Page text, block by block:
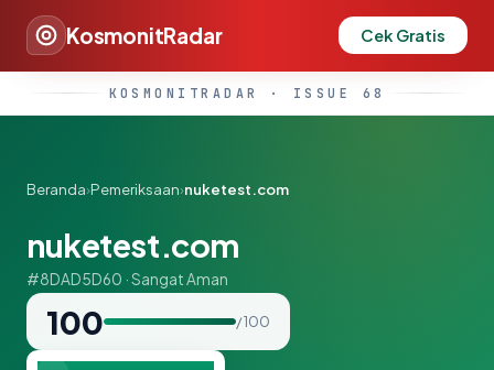
KosmonitRadar Cek Gratis
KOSMONITRADAR · ISSUE 68
Beranda›Pemeriksaan›nuketest.com
nuketest.com
#8DAD5D60 · Sangat Aman
100 / 100